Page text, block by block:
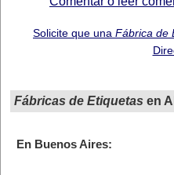
Solicite que una Fábrica de
Fábricas de Etiquetas en
En Buenos Aires: